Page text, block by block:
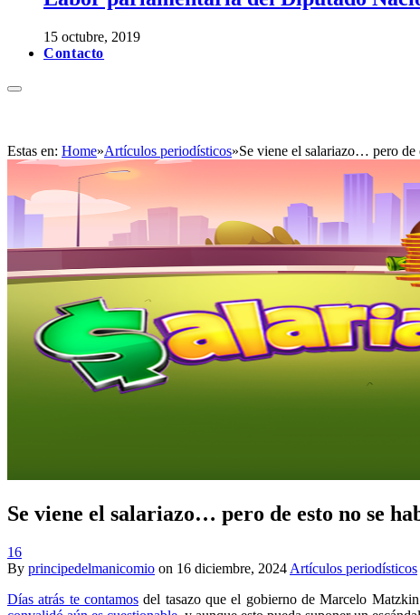
15 octubre, 2019
Contacto
Estas en: Home»Artículos periodísticos»Se viene el salariazo… pero de
Se viene el salariazo… pero de esto no se
16
By principedelmanicomio on 16 diciembre, 2024 Artículos periodísticos
Días atrás te contamos del tasazo que el gobierno de Marcelo